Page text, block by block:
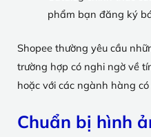
phẩm bạn đăng ký
Shopee thường yêu cầu
trường hợp có nghi ngờ về
hoặc với các ngành hàng
Chuẩn bị hình